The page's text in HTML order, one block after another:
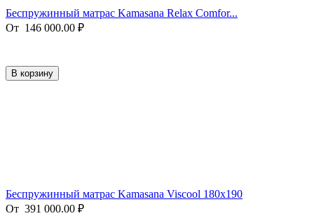
Беспружинный матрас Kamasana Relax Comfor...
От 146 000.00 ₽
В корзину
Беспружинный матрас Kamasana Viscool 180х190
От 391 000.00 ₽